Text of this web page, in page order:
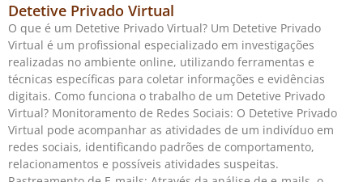
Detetive Privado Virtual
O que é um Detetive Privado Virtual? Um Detetive Privado
Virtual é um profissional especializado em investigações
realizadas no ambiente online, utilizando ferramentas e
técnicas específicas para coletar informações e evidências
digitais. Como funciona o trabalho de um Detetive Privado
Virtual? Monitoramento de Redes Sociais: O Detetive Privado
Virtual pode acompanhar as atividades de um indivíduo em
redes sociais, identificando padrões de comportamento,
relacionamentos e possíveis atividades suspeitas.